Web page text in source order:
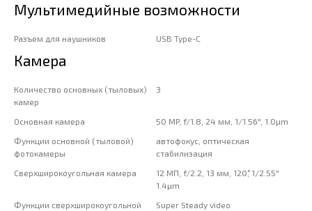
Мультимедийные возможности
Разъем для наушников USB Type-C
Камера
Количество основных (тыловых)
камер
3
Основная камера
50 MP, f/1.8, 24 мм, 1/1.56", 1.0µm
Функции основной (тыловой)
фотокамеры
автофокус, оптическая
стабилизация
Сверхширокоугольная камера
12 МП, f/2.2, 13 мм, 120˚, 1/2.55"
1.4µm
Функции сверхширокоугольной
Super Steady video